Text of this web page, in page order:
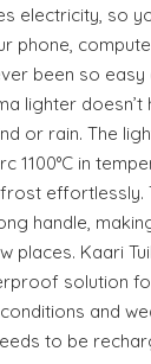
electricity, so
phone,
been so
lighter doesn’t
or rain. The
1100°C in
effortlessly.
handle,
places. Kaari
solution
and
to be